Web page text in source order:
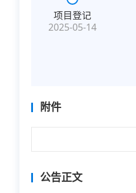
项目登记
2025-05-14
附件
公告正文